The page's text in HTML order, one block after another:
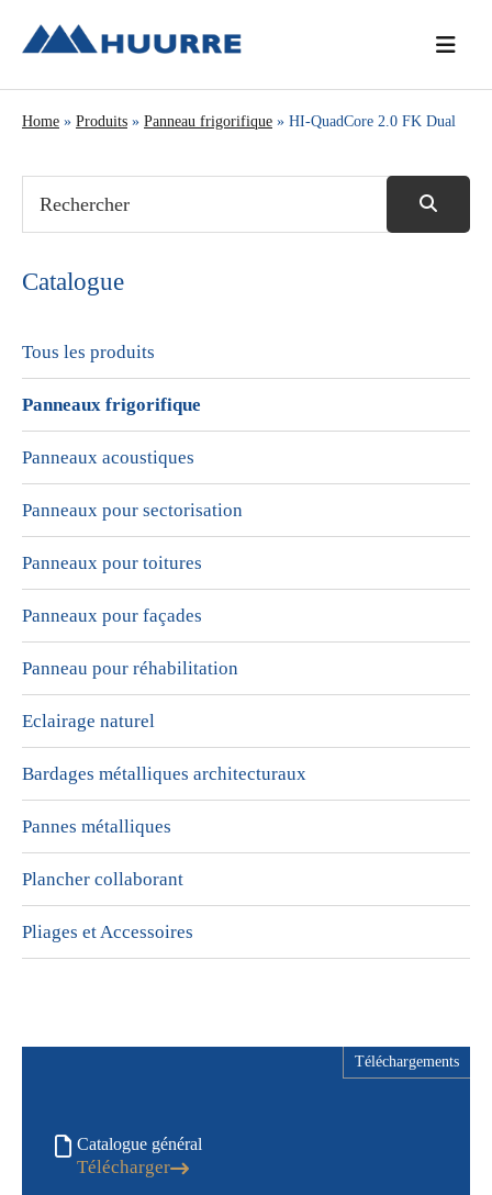
navigation
principal
barre
principale
Home » Produits » Panneau frigorifique » HI-QuadCore 2.0 FK Dual
Catalogue
Tous les produits
Panneaux frigorifique
Panneaux acoustiques
Panneaux pour sectorisation
Panneaux pour toitures
Panneaux pour façades
Panneau pour réhabilitation
Eclairage naturel
Bardages métalliques architecturaux
Pannes métalliques
Plancher collaborant
Pliages et Accessoires
Téléchargements
Catalogue général
Télécharger